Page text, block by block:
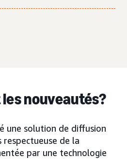
nouveautés?
une solution de diffusion
de la
par une technologie